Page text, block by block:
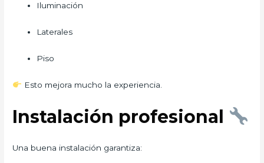
Iluminación
Laterales
Piso
Esto mejora mucho la experiencia.
Instalación profesional
Una buena instalación garantiza: